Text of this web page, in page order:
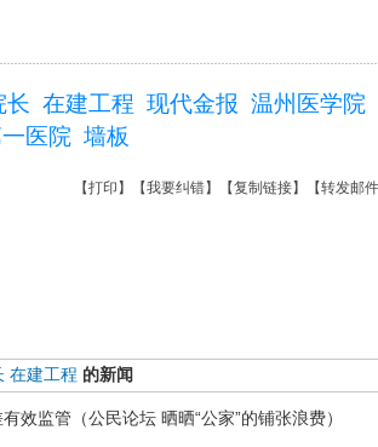
长 在建工程 现代金报 温州医学院
医院 墙板
【打印 】【我要纠错】【复制链接】【转发邮件
在建工程 的新闻
效监管（公民论坛 晒晒“公家”的铺张浪费）